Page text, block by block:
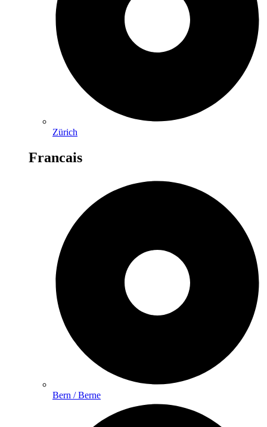
Zürich
Francais
Bern / Berne